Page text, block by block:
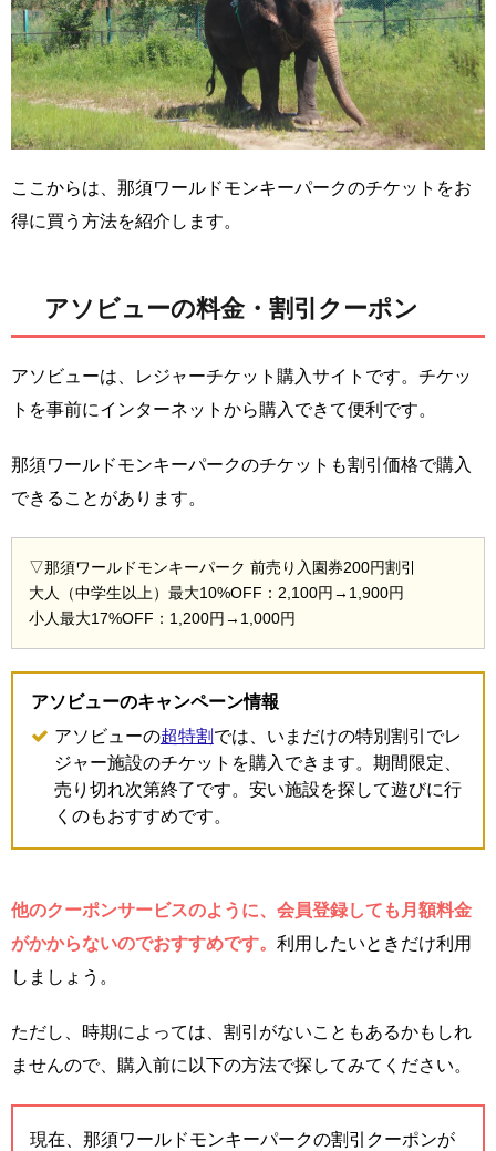
ここからは、那須ワールドモンキーパークのチケットをお
得に買う方法を紹介します。
アソビューの料金・割引クーポン
アソビューは、レジャーチケット購入サイトです。チケッ
トを事前にインターネットから購入できて便利です。
那須ワールドモンキーパークのチケットも割引価格で購入
できることがあります。
▽那須ワールドモンキーパーク 前売り入園券200円割引
大人（中学生以上）最大10%OFF：2,100円→1,900円
小人最大17%OFF：1,200円→1,000円
アソビューのキャンペーン情報
アソビューの超特割 では、いまだけの特別割引でレ
ジャー施設のチケットを購入できます。期間限定、
売り切れ次第終了です。安い施設を探して遊びに行
くのもおすすめです。
他のクーポンサービスのように、会員登録しても月額料金
がかからないのでおすすめです。 利用したいときだけ利用
しましょう。
ただし、時期によっては、割引がないこともあるかもしれ
ませんので、購入前に以下の方法で探してみてください。
現在、那須ワールドモンキーパークの割引クーポンが